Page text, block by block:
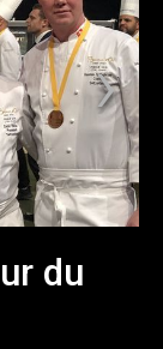
du